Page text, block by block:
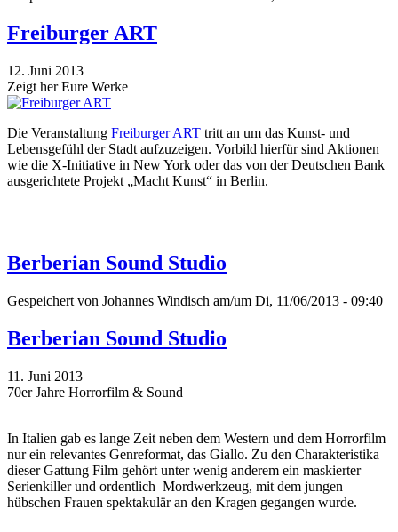
Freiburger ART
12. Juni 2013
Zeigt her Eure Werke
Die Veranstaltung Freiburger ART tritt an um das Kunst- und
Lebensgefühl der Stadt aufzuzeigen. Vorbild hierfür sind Aktionen
wie die X-Initiative in New York oder das von der Deutschen Bank
ausgerichtete Projekt „Macht Kunst“ in Berlin.
Berberian Sound Studio
Gespeichert von Johannes Windisch am/um Di, 11/06/2013 - 09:40
Berberian Sound Studio
11. Juni 2013
70er Jahre Horrorfilm & Sound
In Italien gab es lange Zeit neben dem Western und dem Horrorfilm
nur ein relevantes Genreformat, das Giallo. Zu den Charakteristika
dieser Gattung Film gehört unter wenig anderem ein maskierter
Serienkiller und ordentlich Mordwerkzeug, mit dem jungen
hübschen Frauen spektakulär an den Kragen gegangen wurde.